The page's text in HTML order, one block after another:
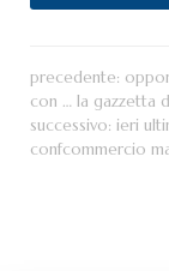
precedente:
con … la gazzetta
successivo: ieri
confcommercio